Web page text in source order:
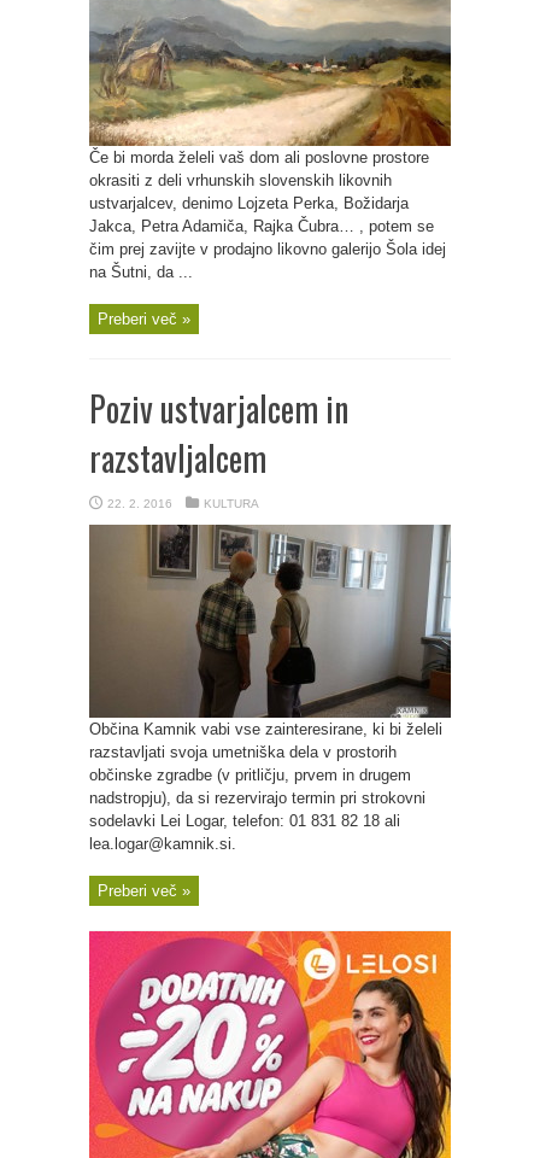
Če bi morda želeli vaš dom ali poslovne prostore
okrasiti z deli vrhunskih slovenskih likovnih
ustvarjalcev, denimo Lojzeta Perka, Božidarja
Jakca, Petra Adamiča, Rajka Čubra… , potem se
čim prej zavijte v prodajno likovno galerijo Šola idej
na Šutni, da ...
Preberi več »
Poziv ustvarjalcem in
razstavljalcem
22. 2. 2016 KULTURA
Občina Kamnik vabi vse zainteresirane, ki bi želeli
razstavljati svoja umetniška dela v prostorih
občinske zgradbe (v pritličju, prvem in drugem
nadstropju), da si rezervirajo termin pri strokovni
sodelavki Lei Logar, telefon: 01 831 82 18 ali
lea.logar@kamnik.si.
Preberi več »